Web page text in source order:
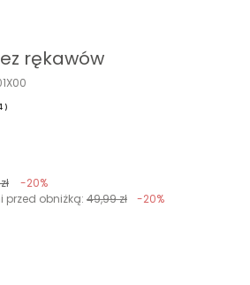
rękawów
)
-20%
przed obniżką: 49,99 zł -20%